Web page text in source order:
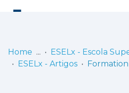
Home
ESELx - Artigos